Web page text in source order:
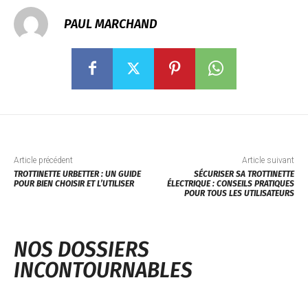
PAUL MARCHAND
Article précédent
TROTTINETTE URBETTER : UN GUIDE
POUR BIEN CHOISIR ET L’UTILISER
Article suivant
SÉCURISER SA TROTTINETTE
ÉLECTRIQUE : CONSEILS PRATIQUES
POUR TOUS LES UTILISATEURS
NOS DOSSIERS
INCONTOURNABLES